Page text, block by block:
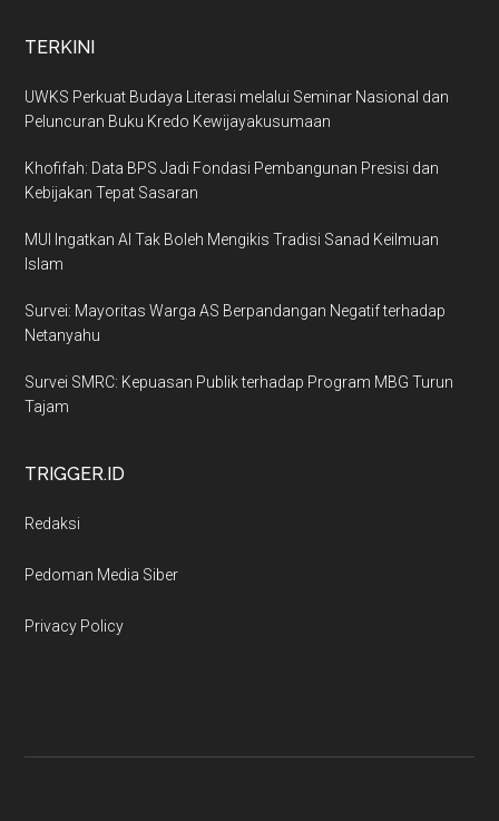
TERKINI
UWKS Perkuat Budaya Literasi melalui Seminar Nasional dan
Peluncuran Buku Kredo Kewijayakusumaan
Khofifah: Data BPS Jadi Fondasi Pembangunan Presisi dan
Kebijakan Tepat Sasaran
MUI Ingatkan AI Tak Boleh Mengikis Tradisi Sanad Keilmuan
Islam
Survei: Mayoritas Warga AS Berpandangan Negatif terhadap
Netanyahu
Survei SMRC: Kepuasan Publik terhadap Program MBG Turun
Tajam
TRIGGER.ID
Redaksi
Pedoman Media Siber
Privacy Policy